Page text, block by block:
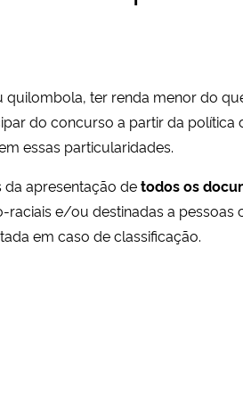
ter renda menor do
do concurso a partir da política
essas particularidades.
da apresentação detodos os
raciais e/ou destinadas a pessoas
em caso de classificação.